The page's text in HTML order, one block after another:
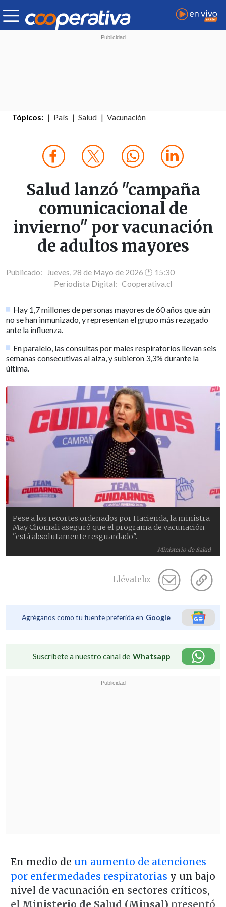
Tópicos: País Salud Vacunación
Salud lanzó "campaña
comunicacional de
invierno" por vacunación
de adultos mayores
Publicado: Jueves, 28 de Mayo de 2026 🕐 15:30
Periodista Digital: Cooperativa.cl
Hay 1,7 millones de personas mayores de 60 años que aún
no se han inmunizado, y representan el grupo más rezagado
ante la influenza.
En paralelo, las consultas por males respiratorios llevan seis
semanas consecutivas al alza, y subieron 3,3% durante la
última.
Ministerio de Salud
Pese a los recortes ordenados por Hacienda, la ministra
May Chomali aseguró que el programa de vacunación
"está absolutamente resguardado".
Llévatelo:
Agréganos como tu fuente preferida en Google
Suscríbete a nuestro canal de Whatsapp
En medio de un aumento de atenciones
por enfermedades respiratorias y un bajo
nivel de vacunación en sectores críticos,
el Ministerio de Salud (Minsal) presentó